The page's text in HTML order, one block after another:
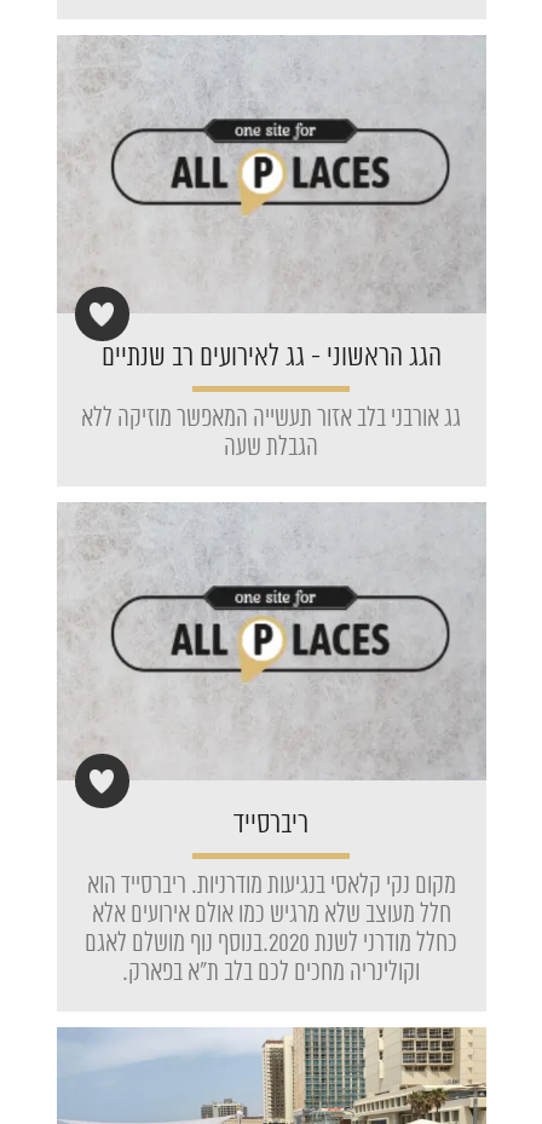
הגג הראשוני - גג לאירועים רב שנתיים
גג אורבני בלב אזור תעשייה המאפשר מוזיקה ללא
הגבלת שעה
ריברסייד
מקום נקי קלאסי בנגיעות מודרניות. ריברסייד הוא
חלל מעוצב שלא מרגיש כמו אולם אירועים אלא
כחלל מודרני לשנת 2020.בנוסף נוף מושלם לאגם
וקולינריה מחכים לכם בלב ת"א בפארק.